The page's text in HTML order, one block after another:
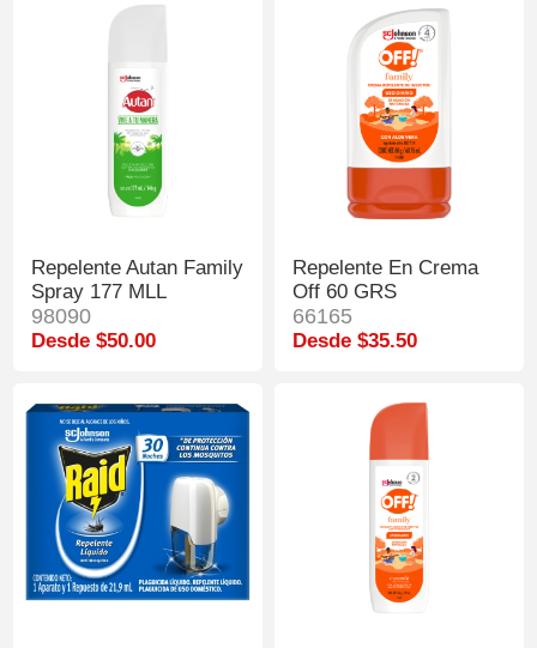
Repelente Autan Family
Spray 177 MLL
98090
Desde $50.00
Repelente En Crema
Off 60 GRS
66165
Desde $35.50